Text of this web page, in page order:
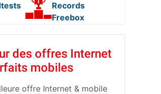
Records
Freebox
des offres Internet
mobiles
offre Internet & mobile